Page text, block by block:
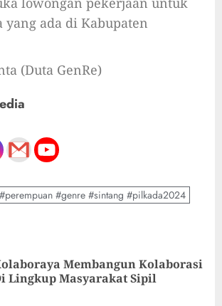
ada di Kabupaten
(Duta GenRe)
#genre #sintang #pilkada2024
Membangun Kolaborasi
Lingkup Masyarakat Sipil